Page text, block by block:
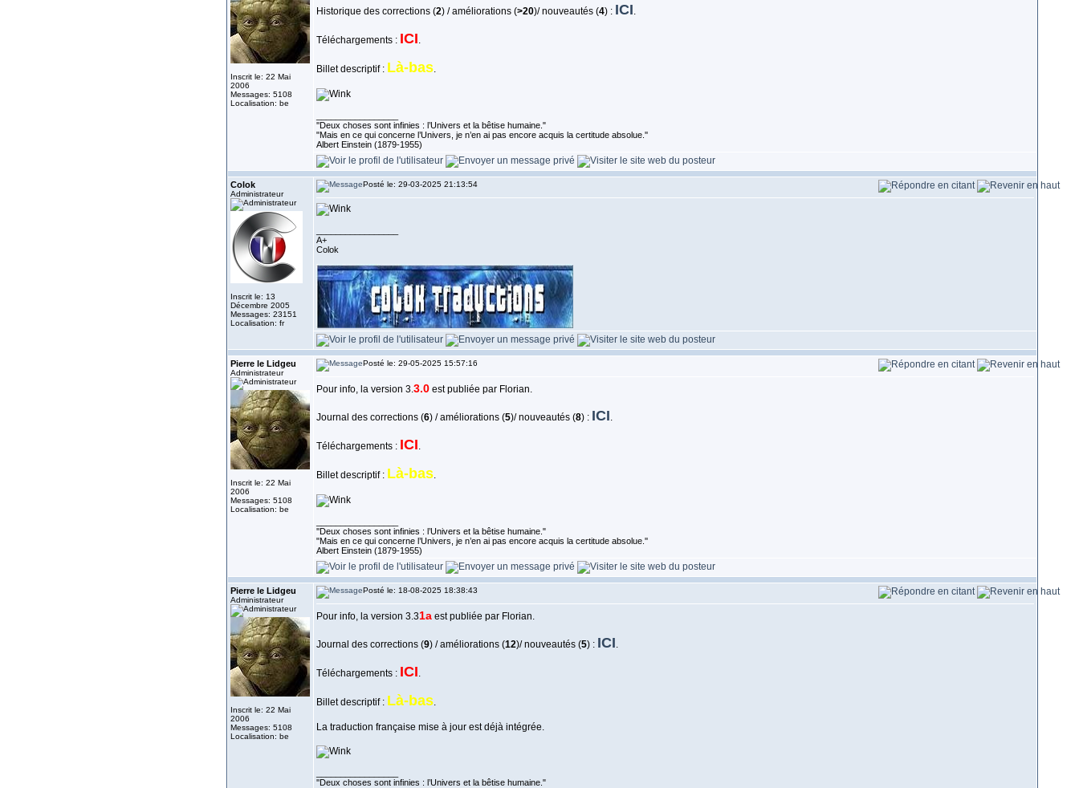
Inscrit le: 22 Mai
2006
Messages: 5108
Localisation: be
Historique des corrections (2) / améliorations (>20)/ nouveautés (4) : ICI.
Téléchargements : ICI.
Billet descriptif : Là-bas.
''Deux choses sont infinies : l’Univers et la bêtise humaine."
"Mais en ce qui concerne l’Univers, je n’en ai pas encore acquis la certitude absolue.''
Albert Einstein (1879-1955)
Colok
Administrateur
Inscrit le: 13
Décembre 2005
Messages: 23151
Localisation: fr
Posté le: 29-03-2025 21:13:54
A+
Colok
Pierre le Lidgeu
Administrateur
Inscrit le: 22 Mai
2006
Messages: 5108
Localisation: be
Posté le: 29-05-2025 15:57:16
Pour info, la version 3.3.0est publiée par Florian.
Journal des corrections (6) / améliorations (5)/ nouveautés (8) : ICI.
Téléchargements : ICI.
Billet descriptif : Là-bas.
''Deux choses sont infinies : l’Univers et la bêtise humaine."
"Mais en ce qui concerne l’Univers, je n’en ai pas encore acquis la certitude absolue.''
Albert Einstein (1879-1955)
Pierre le Lidgeu
Administrateur
Inscrit le: 22 Mai
2006
Messages: 5108
Localisation: be
Posté le: 18-08-2025 18:38:43
Pour info, la version 3.31aest publiée par Florian.
Journal des corrections (9) / améliorations (12)/ nouveautés (5) : ICI.
Téléchargements : ICI.
Billet descriptif : Là-bas.
La traduction française mise à jour est déjà intégrée.
''Deux choses sont infinies : l’Univers et la bêtise humaine."